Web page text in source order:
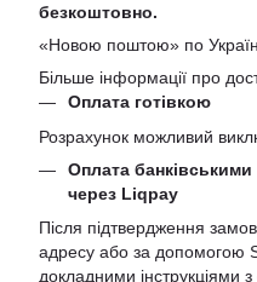
безкоштовно.
«Новою поштою» по
Більше інформації про
Оплата готівкою
Розрахунок можливий
Оплата
через Liqpay
Після підтвердження
адресу або за допомогою
докладними інструкціями